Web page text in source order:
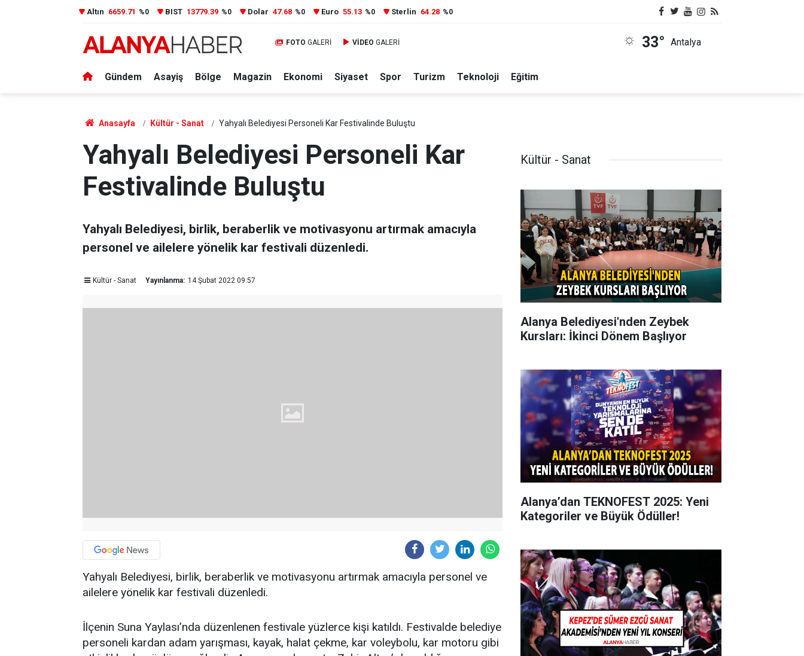
Altın 6659.71 %0 BIST 13779.39 %0 Dolar 47.68 %0 Euro 55.13 %0 Sterlin 64.28 %0
FOTO GALERİ VİDEO GALERİ 33° Antalya
Gündem Asayiş Bölge Magazin Ekonomi Siyaset Spor Turizm Teknoloji Eğitim
Anasayfa Kültür - Sanat Yahyalı Belediyesi Personeli Kar Festivalinde Buluştu
Yahyalı Belediyesi Personeli Kar
Festivalinde Buluştu
Yahyalı Belediyesi, birlik, beraberlik ve motivasyonu artırmak amacıyla
personel ve ailelere yönelik kar festivali düzenledi.
Kültür - Sanat Yayınlanma: 14 Şubat 2022 09:57
Yahyalı Belediyesi, birlik, beraberlik ve motivasyonu artırmak amacıyla personel ve
ailelere yönelik kar festivali düzenledi.
İlçenin Suna Yaylası’nda düzenlenen festivale yüzlerce kişi katıldı. Festivalde belediye
personeli kardan adam yarışması, kayak, halat çekme, kar voleybolu, kar motoru gibi
Kültür - Sanat
Alanya Belediyesi'nden Zeybek
Kursları: İkinci Dönem Başlıyor
Alanya’dan TEKNOFEST 2025: Yeni
Kategoriler ve Büyük Ödüller!